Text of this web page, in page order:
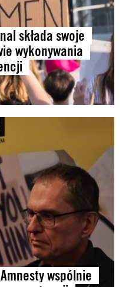
składa swoje
wykonywania
wspólnie